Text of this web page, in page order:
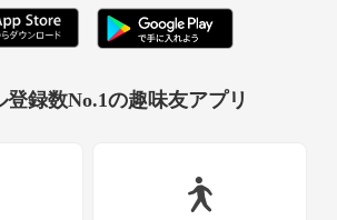
得意なあなた！！バスケ始めたたてのサポート
す。最後には経験者同士でばっちばちにやりま
関西に来たばかりで友達が少ない…そんな人も
は月に一度の開催。でも、参加人数が多ければ
登録数No.1の趣味友アプリ